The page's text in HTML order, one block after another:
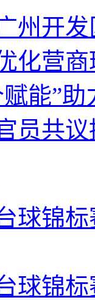
州开
化营
能”
员共
球锦
球锦